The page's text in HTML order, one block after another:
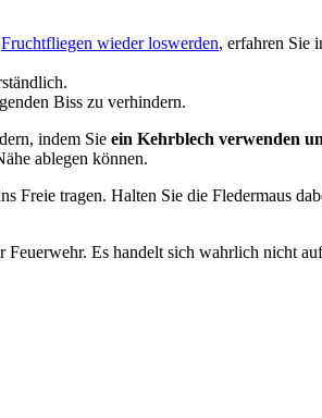
Fruchtfliegen wieder loswerden, erfahren Sie
Biss zu verhindern.
indem Sie ein Kehrblech verwenden
ablegen können.
Freie tragen. Halten Sie die Fledermaus
Es handelt sich wahrlich nicht